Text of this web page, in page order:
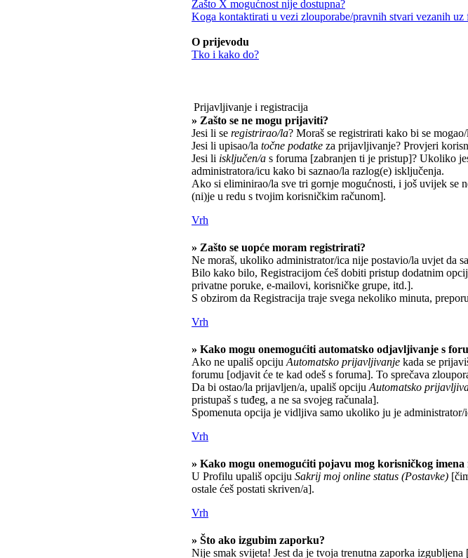
Zašto X mogućnost nije dostupna?
Koga kontaktirati u vezi zlouporabe/pravnih stvari vezanih uz
O prijevodu
Tko i kako do?
Prijavljivanje i registracija
» Zašto se ne mogu prijaviti?
Jesi li se registrirao/la? Moraš se registrirati kako bi se
Jesi li upisao/la točne podatke za prijavljivanje? Provjeri
Jesi li isključen/a s foruma [zabranjen ti je pristup]? Ukoliko
administratora/icu kako bi saznao/la razlog(e) isključenja.
Ako si eliminirao/la sve tri gornje mogućnosti, i još uvijek se
(ni)je u redu s tvojim korisničkim računom].
Vrh
» Zašto se uopće moram registrirati?
Ne moraš, ukoliko administrator/ica nije postavio/la uvjet da
Bilo kako bilo, Registracijom ćeš dobiti pristup dodatnim
privatne poruke, e-mailovi, korisničke grupe, itd.].
S obzirom da Registracija traje svega nekoliko minuta,
Vrh
» Kako mogu onemogućiti automatsko odjavljivanje s
Ako ne upališ opciju Automatsko prijavljivanje kada se
forumu [odjavit će te kad odeš s foruma]. To sprečava
Da bi ostao/la prijavljen/a, upališ opciju Automatsko
pristupaš s tuđeg, a ne sa svojeg računala].
Spomenuta opcija je vidljiva samo ukoliko ju je administrator/
Vrh
» Kako mogu onemogućiti pojavu mog korisničkog imena
U Profilu upališ opciju Sakrij moj online status (Postavke)
ostale ćeš postati skriven/a].
Vrh
» Što ako izgubim zaporku?
Nije smak svijeta! Jest da je tvoja trenutna zaporka